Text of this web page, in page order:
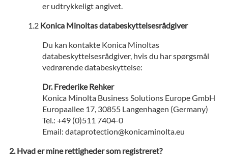
er udtrykkeligt angivet.
Konica Minoltas databeskyttelsesrådgiver
Du kan kontakte Konica Minoltas
databeskyttelsesrådgiver, hvis du har spørgsmål
vedrørende databeskyttelse:
Dr. Frederike Rehker
Konica Minolta Business Solutions Europe GmbH
Europaallee 17, 30855 Langenhagen (Germany)
Tel.: +49 (0)511 7404-0
Email: dataprotection@konicaminolta.eu
Hvad er mine rettigheder som registreret?